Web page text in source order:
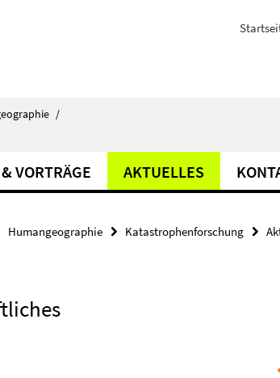
/
VORTRÄGE AKTUELLES
Humangeographie Katastrophenforschung